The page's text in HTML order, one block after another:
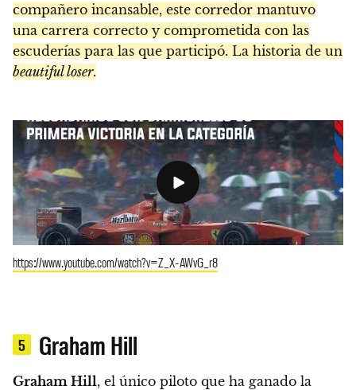
compañero incansable, este corredor mantuvo
una carrera correcto y comprometida con las
escuderías para las que participó. La historia de un
beautiful loser.
https://www.youtube.com/watch?v=Z_X-AWvG_r8
5 Graham Hill
Graham Hill, el único piloto que ha ganado la